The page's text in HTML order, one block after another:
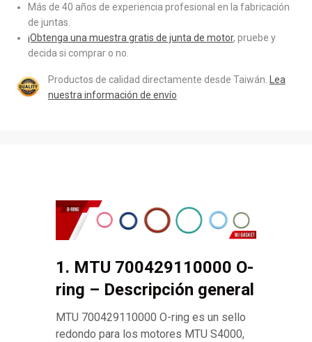
Más de 40 años de experiencia profesional en la fabricación
de juntas.
¡Obtenga una muestra gratis de junta de motor, pruebe y
decida si comprar o no.
Productos de calidad directamente desde Taiwán.
Lea
nuestra información de envío
1. MTU 700429110000 O-
ring – Descripción general
MTU 700429110000 O-ring es un sello
redondo para los motores MTU S4000,